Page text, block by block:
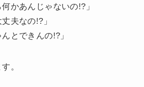
かあんじゃないの!?」
夫なの!?」
とできんの!?」
。